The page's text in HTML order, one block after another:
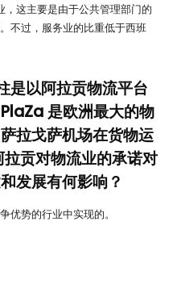
这主要是由于公共管理部门的
不过，服务业的比重低于西班
是以阿拉贡物流平台
是欧洲最大的物
拉戈萨机场在货物运
贡对物流业的承诺对
发展有何影响？
优势的行业中实现的。